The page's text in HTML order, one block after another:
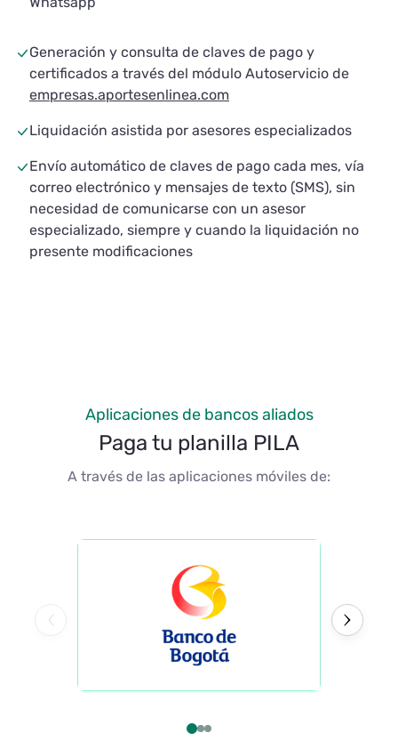
Generación y consulta de claves de pago y
certificados a través del módulo Autoservicio de
empresas.aportesenlinea.com
Liquidación asistida por asesores especializados
Envío automático de claves de pago cada mes, vía
correo electrónico y mensajes de texto (SMS), sin
necesidad de comunicarse con un asesor
especializado, siempre y cuando la liquidación no
presente modificaciones
Aplicaciones de bancos aliados
Paga tu planilla PILA
A través de las aplicaciones móviles de: